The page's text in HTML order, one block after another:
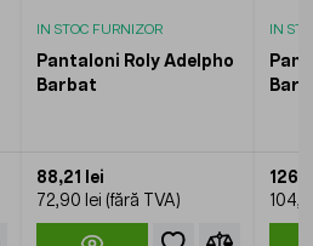
IN STOC FURNIZOR
Pantaloni Roly Adelpho
Barbat
88,21 lei
72,90 lei
IN